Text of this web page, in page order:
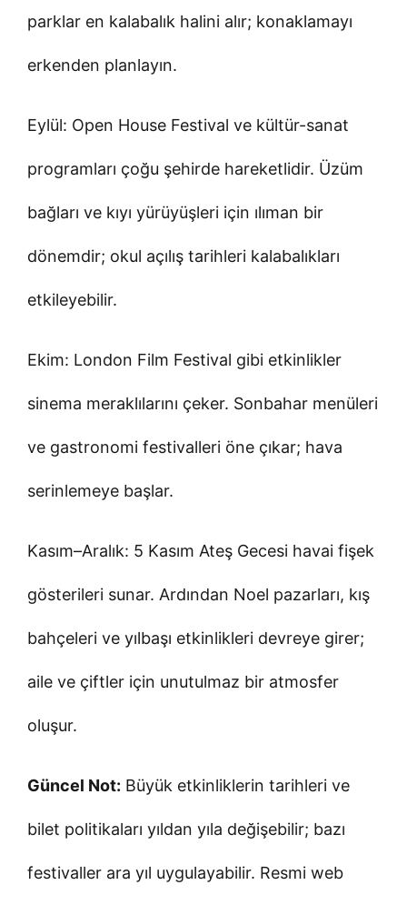
parklar en kalabalık halini alır; konaklamayı
erkenden planlayın.
Eylül: Open House Festival ve kültür-sanat
programları çoğu şehirde hareketlidir. Üzüm
bağları ve kıyı yürüyüşleri için ılıman bir
dönemdir; okul açılış tarihleri kalabalıkları
etkileyebilir.
Ekim: London Film Festival gibi etkinlikler
sinema meraklılarını çeker. Sonbahar menüleri
ve gastronomi festivalleri öne çıkar; hava
serinlemeye başlar.
Kasım–Aralık: 5 Kasım Ateş Gecesi havai fişek
gösterileri sunar. Ardından Noel pazarları, kış
bahçeleri ve yılbaşı etkinlikleri devreye girer;
aile ve çiftler için unutulmaz bir atmosfer
oluşur.
Güncel Not: Büyük etkinliklerin tarihleri ve
bilet politikaları yıldan yıla değişebilir; bazı
festivaller ara yıl uygulayabilir. Resmi web